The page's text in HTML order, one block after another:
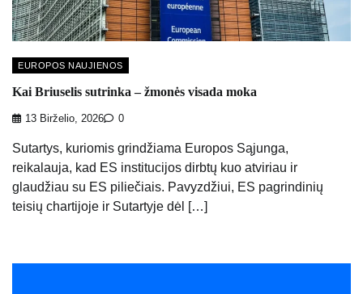
EUROPOS NAUJIENOS
Kai Briuselis sutrinka – žmonės visada moka
13 Birželio, 2026 0
Sutartys, kuriomis grindžiama Europos Sąjunga,
reikalauja, kad ES institucijos dirbtų kuo atviriau ir
glaudžiau su ES piliečiais. Pavyzdžiui, ES pagrindinių
teisių chartijoje ir Sutartyje dėl […]